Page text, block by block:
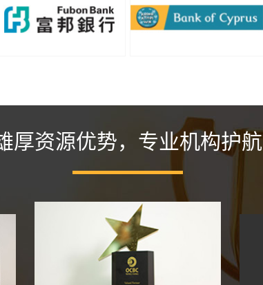
厚资源优势，专业机构护航